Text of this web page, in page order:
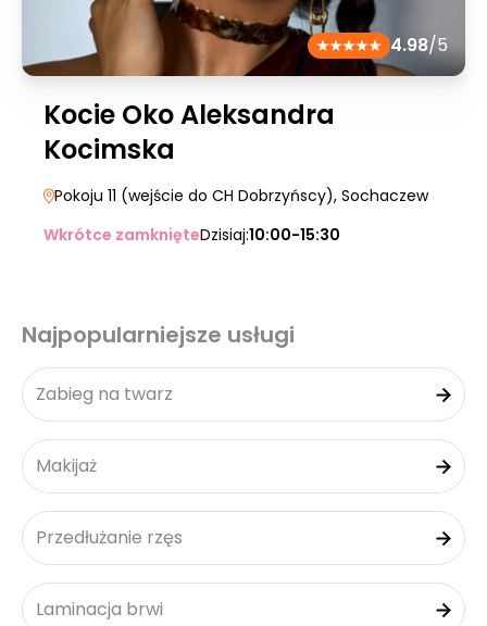
4.98/5
Kocie Oko Aleksandra
Kocimska
Pokoju 11 (wejście do CH Dobrzyńscy), Sochaczew
Wkrótce zamknięteDzisiaj:10:00-15:30
Najpopularniejsze usługi
Zabieg na twarz
Makijaż
Przedłużanie rzęs
Laminacja brwi